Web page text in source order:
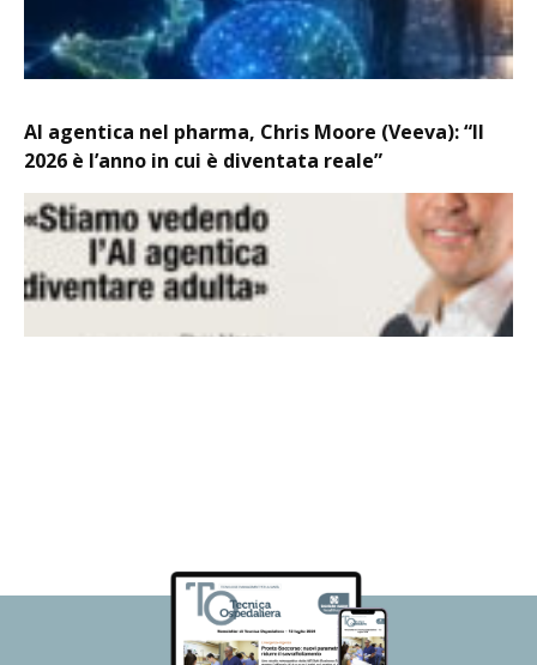
AI agentica nel pharma, Chris Moore (Veeva): “Il
2026 è l’anno in cui è diventata reale”